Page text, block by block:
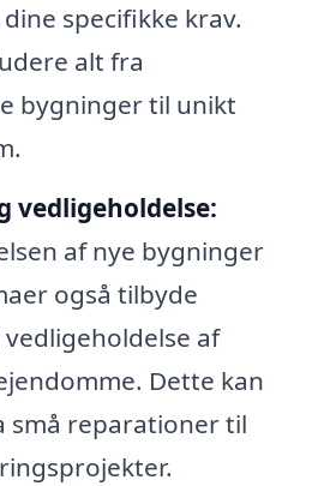
specifikke krav.
alt fra
bygninger til unikt
vedligeholdelse:
af nye bygninger
også tilbyde
af
Dette kan
små reparationer til